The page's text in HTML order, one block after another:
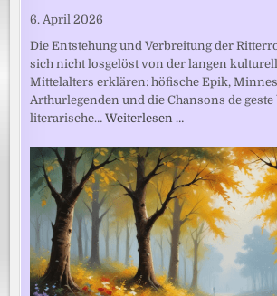
6. April 2026
Die Entstehung und Verbreitung der
sich nicht losgelöst von der langen
Mittelalters erklären: höfische Epik,
Arthurlegenden und die Chansons de
literarische…Weiterlesen …